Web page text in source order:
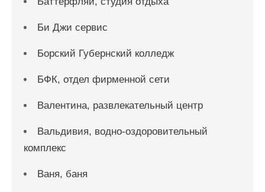
Би Джи сервис
Борский Губернский колледж
БФК, отдел фирменной сети
Валентина, развлекательный центр
Вальдивия, водно-оздоровительный
комплекс
Ваня, баня